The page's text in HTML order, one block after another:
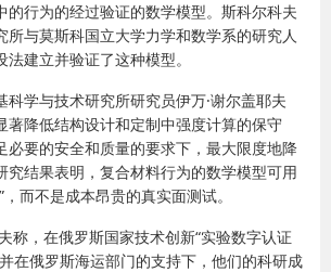
的行为的经过验证的数学模型。斯科尔科夫
所与莫斯科国立大学力学和数学系的研究人
建立并验证了这种模型。
科学与技术研究所研究员伊万·谢尔盖耶夫
著降低结构设计和定制中强度计算的保守
必要的安全和质量的要求下，最大限度地降
究结果表明，复合材料行为的数学模型可用
而不是成本昂贵的真实面测试。
称，在俄罗斯国家技术创新“实验数字认证
在俄罗斯海运部门的支持下，他们的科研成